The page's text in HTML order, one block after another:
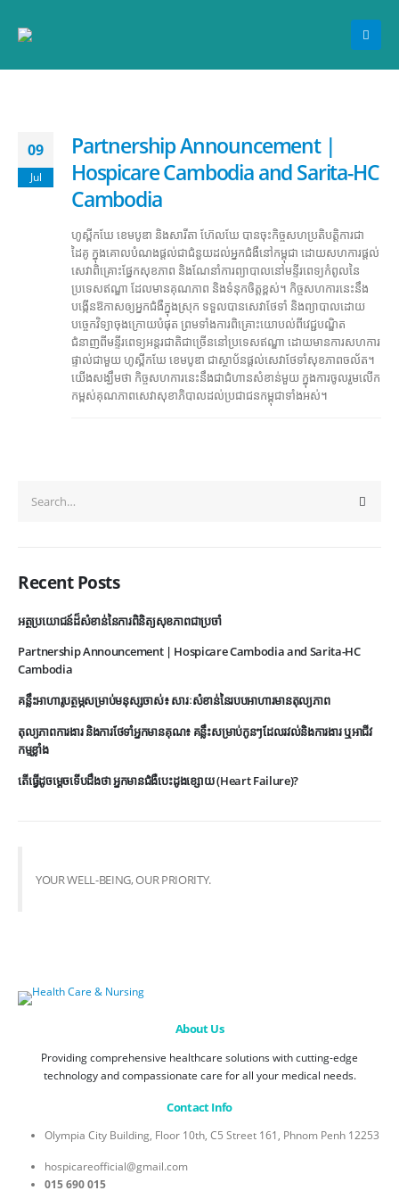
09
Jul
Partnership Announcement |
Hospicare Cambodia and Sarita-HC
Cambodia
ហូស្ពីកឃែ ខេមបូឌា និងសារីតា ហ៊ែលឃែ បានចុះកិច្ចសហប្រតិបត្តិការជា
ដៃគូ ក្នុងគោលបំណងផ្តល់ជាជំនួយដល់អ្នកជំងឺនៅកម្ពុជា ដោយសហការផ្តល់
សេវាពិគ្រោះផ្នែកសុខភាព និងណែនាំការព្យាបាលនៅមន្ទីរពេទ្យកំពូលនៃ
ប្រទេសឥណ្ឌា ដែលមានគុណភាព និងទំនុកចិត្តខ្ពស់។ កិច្ចសហការនេះនឹង
បង្កើនឱកាសឲ្យអ្នកជំងឺក្នុងស្រុក ទទួលបានសេវាថែទាំ និងព្យាបាលដោយ
បច្ចេកវិទ្យាចុងក្រោយបំផុត ព្រមទាំងការពិគ្រោះយោបល់ពីវេជ្ជបណ្ឌិត
ជំនាញពីមន្ទីរពេទ្យអន្តរជាតិជាច្រើននៅប្រទេសឥណ្ឌា ដោយមានការសហការ
ផ្ទាល់ជាមួយ ហូស្ពីកឃែ ខេមបូឌា ជាស្ថាប័នផ្តល់សេវាថែទាំសុខភាពចល័ត។
យើងសង្ឃឹមថា កិច្ចសហការនេះនឹងជាជំហានសំខាន់មួយ ក្នុងការចូលរួមលើក
កម្ពស់គុណភាពសេវាសុខាភិបាលដល់ប្រជាជនកម្ពុជាទាំងអស់។
Recent Posts
អត្ថប្រយោជន៍ដ៏សំខាន់នៃការពិនិត្យសុខភាពជាប្រចាំ
Partnership Announcement | Hospicare Cambodia and Sarita-HC
Cambodia
គន្លឹះអាហារូបត្ថម្ភសម្រាប់មនុស្សចាស់៖ សារៈសំខាន់នៃរបបអាហារមានតុល្យភាព
តុល្យភាពការងារ និងការថែទាំអ្នកមានគុណ៖ គន្លឹះសម្រាប់កូនៗដែលរវល់និងការងារ ឬអាជីវ
កម្មខ្លាំង
តើធ្វើដូចម្តេចទើបដឹងថា អ្នកមានជំងឺបេះដូងខ្សោយ (Heart Failure)?
YOUR WELL-BEING, OUR PRIORITY.
About Us
Providing comprehensive healthcare solutions with cutting-edge
technology and compassionate care for all your medical needs.
Contact Info
Olympia City Building, Floor 10th, C5 Street 161, Phnom Penh 12253
hospicareofficial@gmail.com
015 690 015